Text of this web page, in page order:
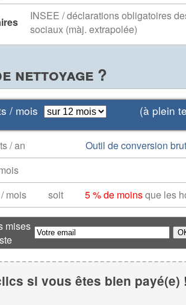
INSEE / déclarations obligatoires
sociaux (màj. extrapolée)
nettoyage ?
/ mois (à plein
/ an
Outil de conversion
/ mois soit 5 % de moinsque les
mises
si vous êtes bien payé(e) !